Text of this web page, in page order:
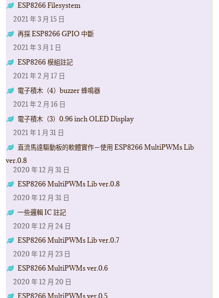
ESP8266 Filesystem
2021 年 3 月 15 日
再探 ESP8266 GPIO 中斷
2021 年 3 月 1 日
ESP8266 模組註記
2021 年 2 月 17 日
電子積木（4）buzzer 蜂鳴器
2021 年 2 月 16 日
電子積木（3）0.96 inch OLED Display
2021 年 1 月 31 日
直流馬達驅動板的軟體實作－使用 ESP8266 MultiPWMs Lib
ver.0.8
2020 年 12 月 31 日
ESP8266 MultiPWMs Lib ver.0.8
2020 年 12 月 31 日
一些邏輯 IC 註記
2020 年 12 月 24 日
ESP8266 MultiPWMs Lib ver.0.7
2020 年 12 月 23 日
ESP8266 MultiPWMs ver.0.6
2020 年 12 月 20 日
ESP8266 MultiPWMs ver.0.5